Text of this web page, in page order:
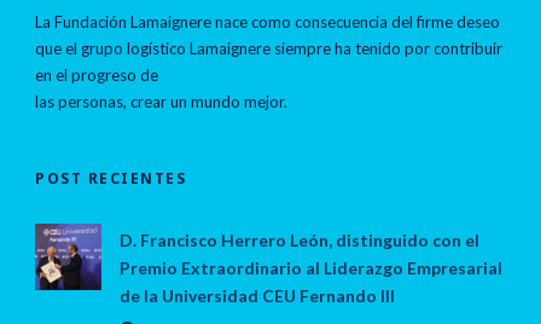
La Fundación Lamaignere nace como consecuencia del firme deseo
que el grupo logístico Lamaignere siempre ha tenido por contribuir
en el progreso de
las personas, crear un mundo mejor.
POST RECIENTES
D. Francisco Herrero León, distinguido con el
Premio Extraordinario al Liderazgo Empresarial
de la Universidad CEU Fernando III